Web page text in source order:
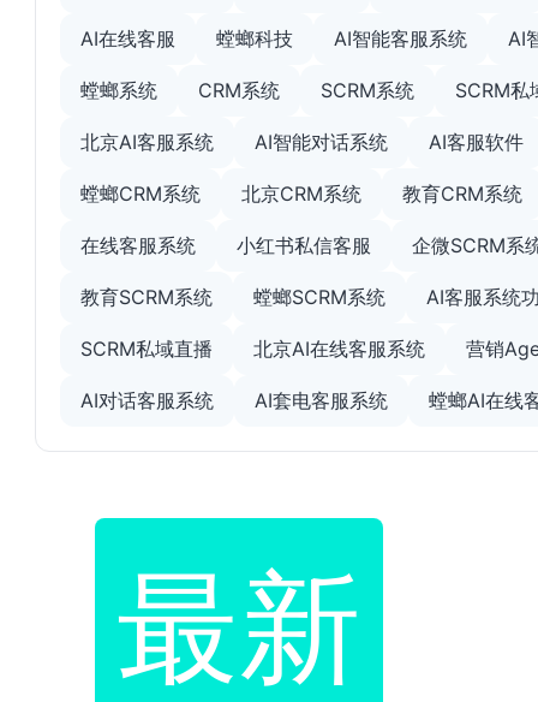
最新
AI在线客服 螳螂科技 AI智能客服系统 AI
螳螂系统 CRM系统 SCRM系统 SCRM私
北京AI客服系统 AI智能对话系统 AI客服软件
螳螂CRM系统 北京CRM系统 教育CRM系统
在线客服系统 小红书私信客服 企微SCRM系
教育SCRM系统 螳螂SCRM系统 AI客服系统
SCRM私域直播 北京AI在线客服系统 营销
AI对话客服系统 AI套电客服系统 螳螂AI在线